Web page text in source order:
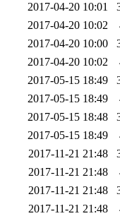
2017-04-20 10:01
2017-04-20 10:02
2017-04-20 10:00
2017-04-20 10:02
2017-05-15 18:49
2017-05-15 18:49
2017-05-15 18:48
2017-05-15 18:49
2017-11-21 21:48
2017-11-21 21:48
2017-11-21 21:48
2017-11-21 21:48